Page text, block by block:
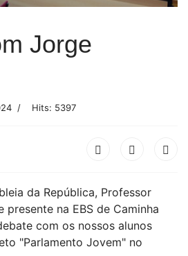
Jorge
Hits: 5397
da República, Professor
presente na EBS de Caminha
com os nossos alunos
"Parlamento Jovem" no